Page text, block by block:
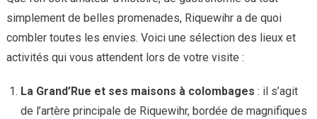
simplement de belles promenades, Riquewihr a de quoi
combler toutes les envies. Voici une sélection des lieux et
activités qui vous attendent lors de votre visite :
La Grand’Rue et ses maisons à colombages : il s’agit
de l’artère principale de Riquewihr, bordée de magnifiques